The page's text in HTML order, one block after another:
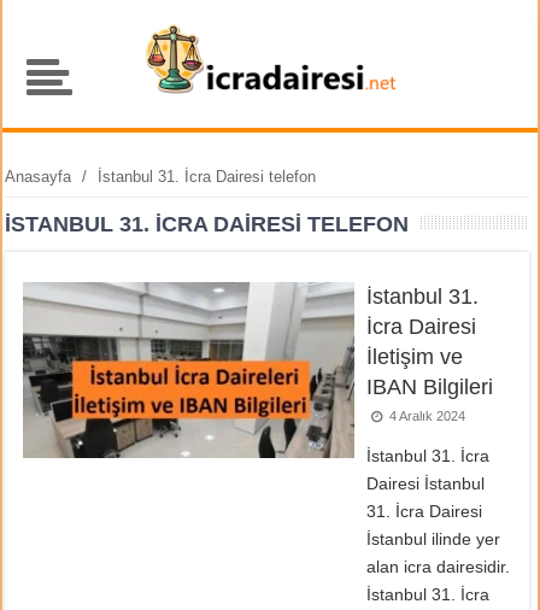
Anasayfa / İstanbul 31. İcra Dairesi telefon
İSTANBUL 31. İCRA DAIRESI TELEFON
İstanbul 31.
İcra Dairesi
İletişim ve
IBAN Bilgileri
4 Aralık 2024
İstanbul 31. İcra
Dairesi İstanbul
31. İcra Dairesi
İstanbul ilinde yer
alan icra dairesidir.
İstanbul 31. İcra